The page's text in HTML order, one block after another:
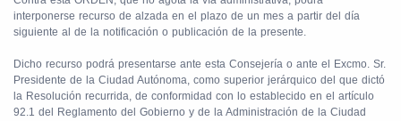
interponerse recurso de alzada en el plazo de un mes a partir del día
siguiente al de la notificación o publicación de la presente.
Dicho recurso podrá presentarse ante esta Consejería o ante el Excmo. Sr.
Presidente de la Ciudad Autónoma, como superior jerárquico del que dictó
la Resolución recurrida, de conformidad con lo establecido en el artículo
92.1 del Reglamento del Gobierno y de la Administración de la Ciudad